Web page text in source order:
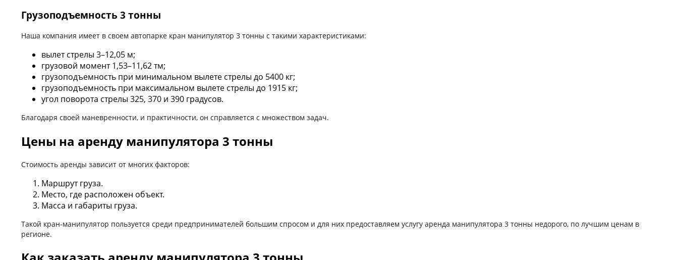
Грузоподъемность 3 тонны
Наша компания имеет в своем автопарке кран манипулятор 3 тонны с такими характеристиками:
вылет стрелы 3–12,05 м;
грузовой момент 1,53–11,62 тм;
грузоподъемность при минимальном вылете стрелы до 5400 кг;
грузоподъемность при максимальном вылете стрелы до 1915 кг;
угол поворота стрелы 325, 370 и 390 градусов.
Благодаря своей маневренности, и практичности, он справляется с множеством задач.
Цены на аренду манипулятора 3 тонны
Стоимость аренды зависит от многих факторов:
Маршрут груза.
Место, где расположен объект.
Масса и габариты груза.
Такой кран-манипулятор пользуется среди предпринимателей большим спросом и для них предоставляем услугу аренда манипулятора 3 тонны недорого, по лучшим ценам в
регионе.